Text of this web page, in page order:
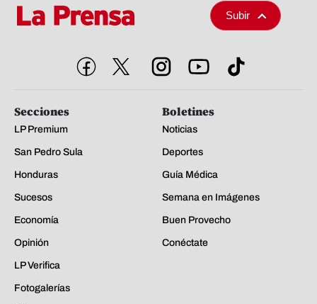
Subir
Secciones
LP Premium
San Pedro Sula
Honduras
Sucesos
Economía
Opinión
LP Verifica
Fotogalerías
Boletines
Noticias
Deportes
Guía Médica
Semana en Imágenes
Buen Provecho
Conéctate